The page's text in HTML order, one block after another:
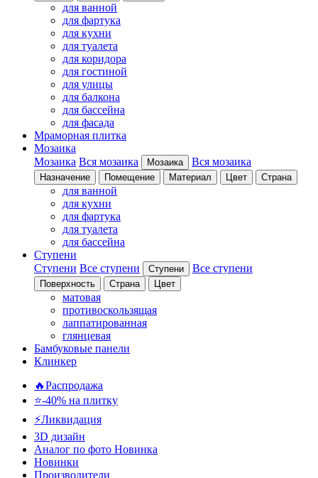
для ванной
для фартука
для кухни
для туалета
для коридора
для гостиной
для улицы
для балкона
для бассейна
для фасада
Мраморная плитка
Мозаика
Мозаика Вся мозаика Мозаика Вся мозаика
Назначение Помещение Материал Цвет Страна
для ванной
для кухни
для фартука
для туалета
для бассейна
Ступени
Ступени Все ступени Ступени Все ступени
Поверхность Страна Цвет
матовая
противоскользящая
лаппатированная
глянцевая
Бамбуковые панели
Клинкер
🔥Распродажа
⭐-40% на плитку
⚡️Ликвидация
3D дизайн
Аналог по фото Новинка
Новинки
Производители